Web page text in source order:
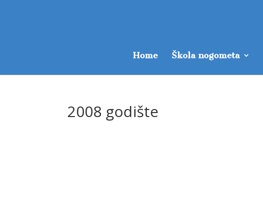
Home Škola nogometa
2008 godište